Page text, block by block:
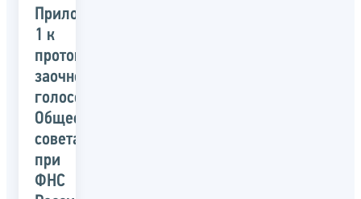
Приложение
1 к
протоколу
заочного
голосования
Общественного
совета
при
ФНС